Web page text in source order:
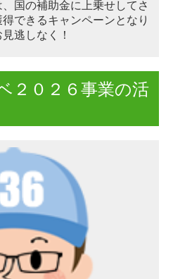
国の補助金に上乗せしてさ
できるキャンペーンとなり
逃しなく！
２０２６事業の活